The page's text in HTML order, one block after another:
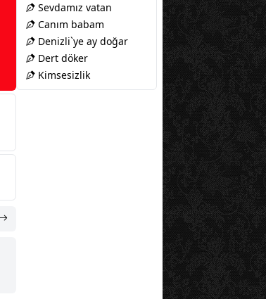
Sevdamız vatan
Canım babam
Denizli`ye ay doğar
Dert döker
Kimsesizlik